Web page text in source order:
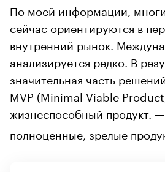
По моей информации,
сейчас ориентируются в
внутренний рынок.
анализируется редко. В
значительная часть
MVP (Minimal Viable
жизнеспособный продукт. —
полноценные, зрелые